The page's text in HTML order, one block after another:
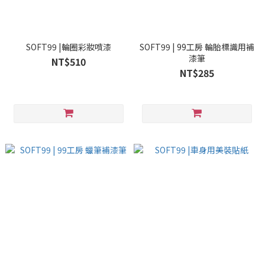
SOFT99 |輪圈彩妝噴漆
NT$510
SOFT99 | 99工房 輪胎標識用補
漆筆
NT$285